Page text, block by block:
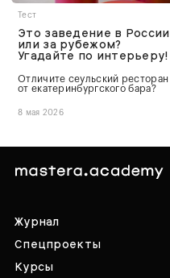
Тест
Это заведение в России
или за рубежом?
Угадайте по интерьеру!
Отличите сеульский ресторан
от екатеринбургского бара?
8 мая 2026
Журнал
Спецпроекты
Курсы